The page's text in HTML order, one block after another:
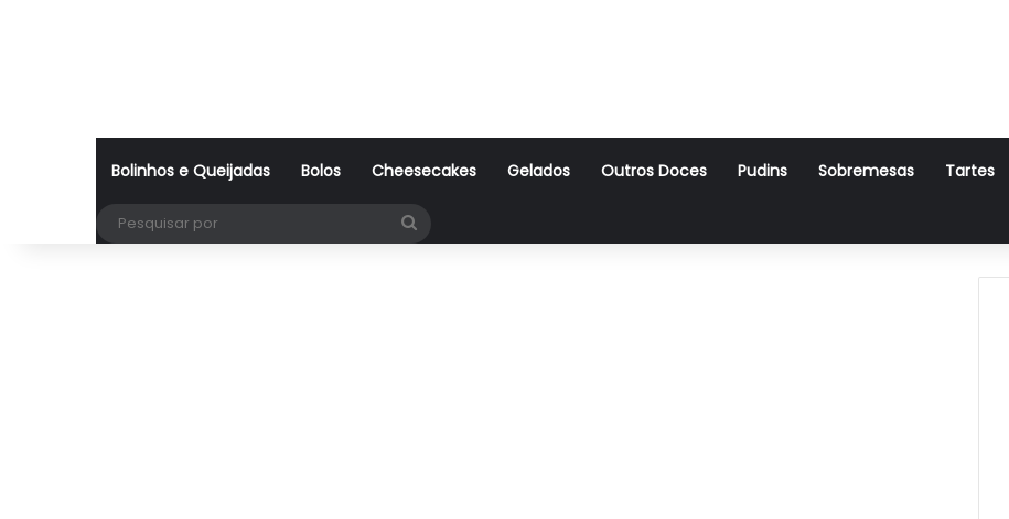
Bolinhos e Queijadas Bolos Cheesecakes Gelados Outros Doces Pudins Sobremesas Tartes